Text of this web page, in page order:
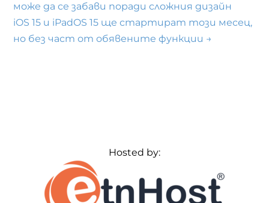
може да се забави поради сложния дизайн
iOS 15 и iPadOS 15 ще стартират този месец,
но без част от обявените функции →
Hosted by: